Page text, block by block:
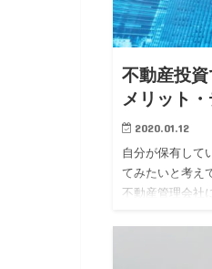
不動産投
メリット
2020.01.12
自分が保有して
てみたいと考え
不動産管理会社